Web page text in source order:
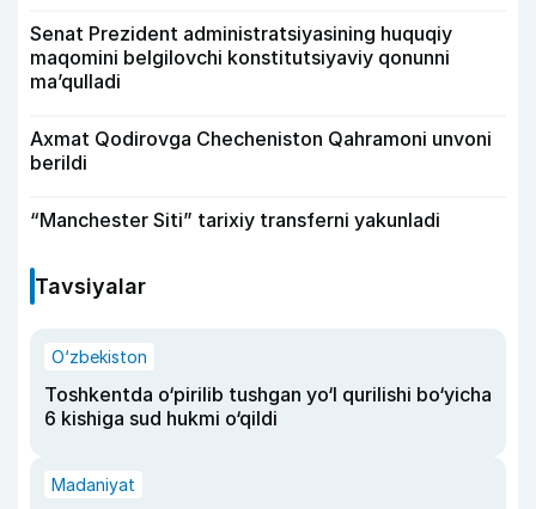
Senat Prezident administratsiyasining huquqiy
maqomini belgilovchi konstitutsiyaviy qonunni
ma’qulladi
Axmat Qodirovga Checheniston Qahramoni unvoni
berildi
“Manchester Siti” tarixiy transferni yakunladi
Tavsiyalar
O‘zbekiston
Toshkentda o‘pirilib tushgan yo‘l qurilishi bo‘yicha
6 kishiga sud hukmi o‘qildi
Madaniyat